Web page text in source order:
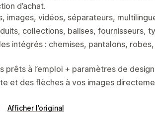
d’achat.
images, vidéos, séparateurs,
collections, balises, fournisseurs,
intégrés : chemises, pantalons,
à l’emploi + paramètres de
et des flèches à vos images
Afficher l’original